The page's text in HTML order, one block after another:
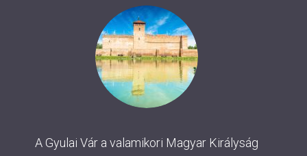
A Gyulai Vár a valamikori Magyar Királyság